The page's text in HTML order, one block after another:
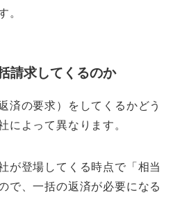
。
請求してくるのか
済の要求）をしてくるかどう
によって異なります。
が登場してくる時点で「相当
で、一括の返済が必要になる